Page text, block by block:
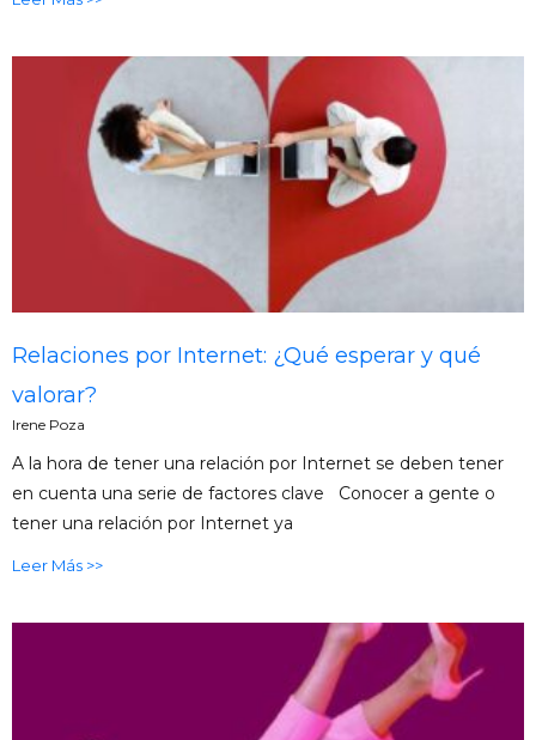
Relaciones por Internet: ¿Qué esperar y qué
valorar?
Irene Poza
A la hora de tener una relación por Internet se deben tener
en cuenta una serie de factores clave Conocer a gente o
tener una relación por Internet ya
Leer Más >>